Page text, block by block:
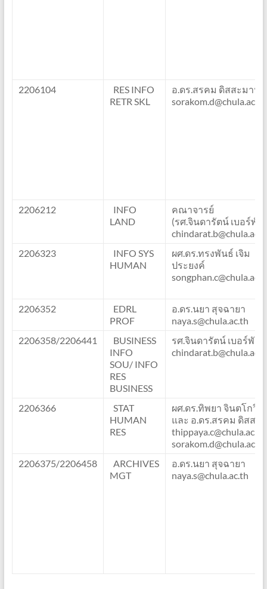
2206104
RES INFO
RETR SKL
อ.ดร.สรคม ดิสสะมาน
sorakom.d@chula.ac.th
2206212
INFO
LAND
คณาจารย์
(รศ.จินดารัตน์ เบอร์พัน
2206323
INFO SYS
HUMAN
ผศ.ดร.ทรงพันธ์ เจิม
ประยงค์
2206352
EDRL
PROF
อ.ดร.นยา สุจฉายา
naya.s@chula.ac.th
2206358/2206441
BUSINESS
INFO
SOU/ INFO
RES
BUSINESS
รศ.จินดารัตน์ เบอร์พันธุ์
2206366
STAT
HUMAN
RES
ผศ.ดร.ทิพยา จินตโกวิท
และ อ.ดร.สรคม ดิสสะ
thippaya.c@chula.ac.th,
sorakom.d@chula.ac.th
2206375/2206458
ARCHIVES
MGT
อ.ดร.นยา สุจฉายา
naya.s@chula.ac.th